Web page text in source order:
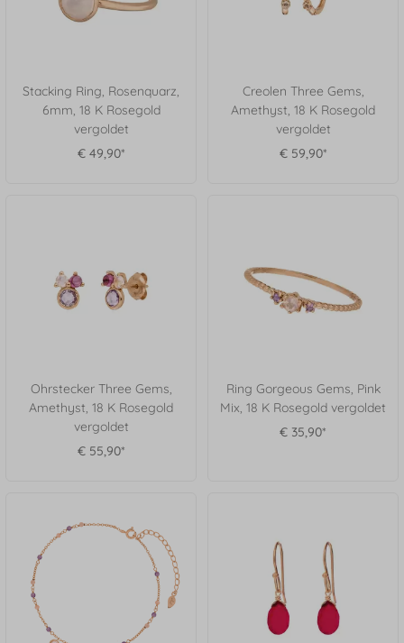
Stacking Ring, Rosenquarz,
6mm, 18 K Rosegold
vergoldet
€ 49,90*
Creolen Three Gems,
Amethyst, 18 K Rosegold
vergoldet
€ 59,90*
Ohrstecker Three Gems,
Amethyst, 18 K Rosegold
vergoldet
€ 55,90*
Ring Gorgeous Gems, Pink
Mix, 18 K Rosegold vergoldet
€ 35,90*